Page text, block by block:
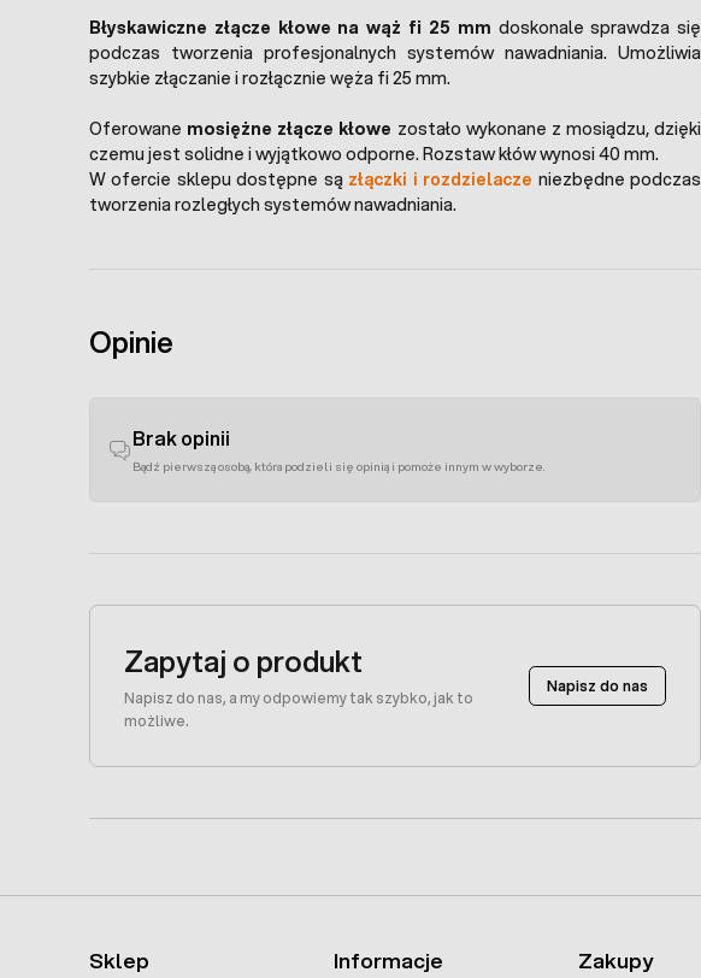
Błyskawiczne złącze kłowe na wąż fi 25 mm doskonale sprawdza się
podczas tworzenia profesjonalnych systemów nawadniania. Umożliwia
szybkie złączanie i rozłącznie węża fi 25 mm.
Oferowane mosiężne złącze kłowe zostało wykonane z mosiądzu, dzięki
czemu jest solidne i wyjątkowo odporne. Rozstaw kłów wynosi 40 mm.
W ofercie sklepu dostępne są złączki i rozdzielacze niezbędne podczas
tworzenia rozległych systemów nawadniania.
Opinie
Brak opinii
Bądź pierwszą osobą, która podzieli się opinią i pomoże innym w wyborze.
Zapytaj o produkt
Napisz do nas, a my odpowiemy tak szybko, jak to
możliwe.
Napisz do nas
Sklep Informacje Zakupy